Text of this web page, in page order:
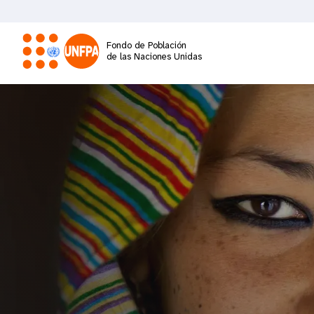
contenido
principal
Fondo de Población
de las Naciones Unidas
M